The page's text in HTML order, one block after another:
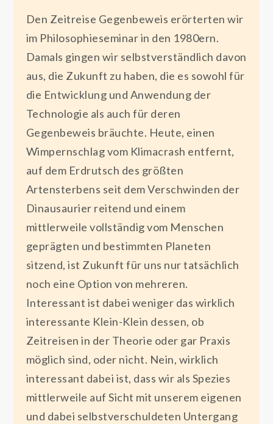
Den Zeitreise Gegenbeweis erörterten wir
im Philosophieseminar in den 1980ern.
Damals gingen wir selbstverständlich davon
aus, die Zukunft zu haben, die es sowohl für
die Entwicklung und Anwendung der
Technologie als auch für deren
Gegenbeweis bräuchte. Heute, einen
Wimpernschlag vom Klimacrash entfernt,
auf dem Erdrutsch des größten
Artensterbens seit dem Verschwinden der
Dinausaurier reitend und einem
mittlerweile vollständig vom Menschen
geprägten und bestimmten Planeten
sitzend, ist Zukunft für uns nur tatsächlich
noch eine Option von mehreren.
Interessant ist dabei weniger das wirklich
interessante Klein-Klein dessen, ob
Zeitreisen in der Theorie oder gar Praxis
möglich sind, oder nicht. Nein, wirklich
interessant dabei ist, dass wir als Spezies
mittlerweile auf Sicht mit unserem eigenen
und dabei selbstverschuldeten Untergang